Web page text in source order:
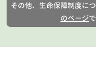
その他、生命保障制度に
のページ